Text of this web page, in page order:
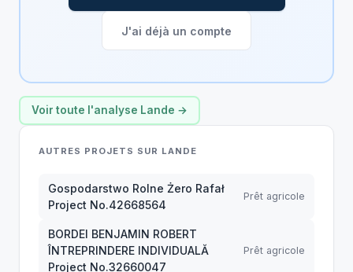
J'ai déjà un compte
Voir toute l'analyse Lande →
AUTRES PROJETS SUR LANDE
Gospodarstwo Rolne Żero Rafał
Project No.42668564
Prêt agricole
BORDEI BENJAMIN ROBERT
ÎNTREPRINDERE INDIVIDUALĂ
Project No.32660047
Prêt agricole